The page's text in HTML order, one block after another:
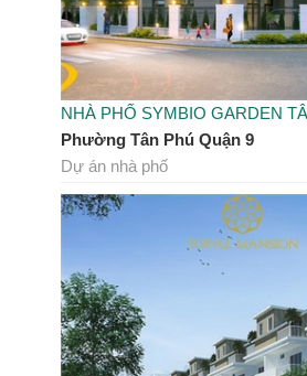
NHÀ PHỐ SYMBIO GARDEN
Phường Tân Phú Quận 9
Dự án nhà phố